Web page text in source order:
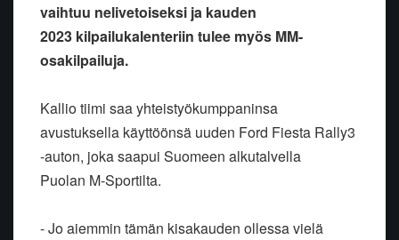
vaihtuu nelivetoiseksi ja kauden
2023 kilpailukalenteriin tulee myös MM-
osakilpailuja.
Kallio tiimi saa yhteistyökumppaninsa
avustuksella käyttöönsä uuden Ford Fiesta Rally3
-auton, joka saapui Suomeen alkutalvella
Puolan M-Sportilta.
- Jo aiemmin tämän kisakauden ollessa vielä